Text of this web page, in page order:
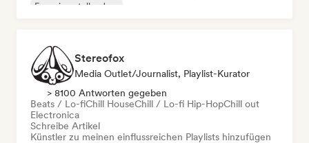
Experimenteller Jazz
Stereofox
Media Outlet/Journalist, Playlist-Kurator
> 8100 Antworten gegeben
Beats / Lo-fiChill HouseChill / Lo-fi Hip-HopChill out
Electronica
Schreibe Artikel
Künstler zu meinen einflussreichen Playlists hinzufügen